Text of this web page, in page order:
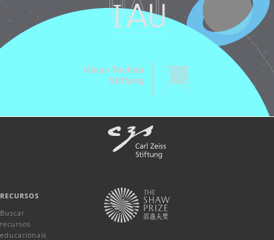
RECURSOS
Buscar
recursos
educacionais